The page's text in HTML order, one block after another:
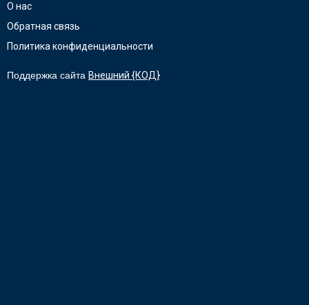
О нас
Обратная связь
Политика конфиденциальности
Поддержка сайта Внешний {КОД}